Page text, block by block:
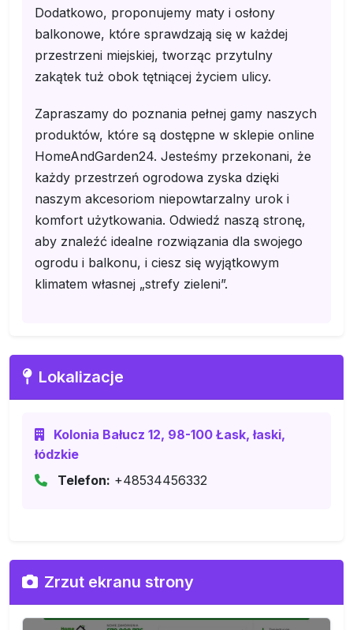
Dodatkowo, proponujemy maty i osłony
balkonowe, które sprawdzają się w każdej
przestrzeni miejskiej, tworząc przytulny
zakątek tuż obok tętniącej życiem ulicy.
Zapraszamy do poznania pełnej gamy naszych
produktów, które są dostępne w sklepie online
HomeAndGarden24. Jesteśmy przekonani, że
każdy przestrzeń ogrodowa zyska dzięki
naszym akcesoriom niepowtarzalny urok i
komfort użytkowania. Odwiedź naszą stronę,
aby znaleźć idealne rozwiązania dla swojego
ogrodu i balkonu, i ciesz się wyjątkowym
klimatem własnej „strefy zieleni”.
Lokalizacje
Kolonia Bałucz 12, 98-100 Łask, łaski,
łódzkie
Telefon: +48534456332
Zrzut ekranu strony